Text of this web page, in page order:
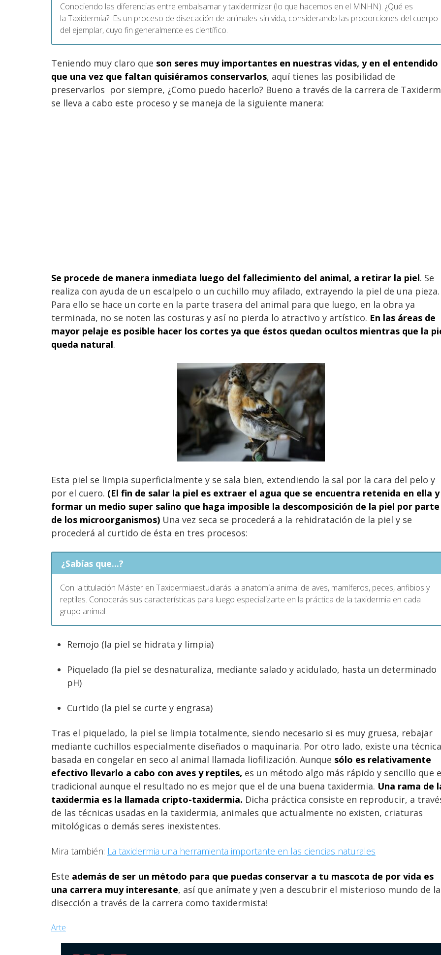
Conociendo las diferencias entre embalsamar y taxidermizar (lo que hacemos en el MNHN). ¿Qué es
la Taxidermia?: Es un proceso de disecación de animales sin vida, considerando las proporciones del cuerpo
del ejemplar, cuyo fin generalmente es científico.
Teniendo muy claro que son seres muy importantes en nuestras vidas, y en el entendido
que una vez que faltan quisiéramos conservarlos, aquí tienes las posibilidad de
preservarlos por siempre, ¿Como puedo hacerlo? Bueno a través de la carrera de
se lleva a cabo este proceso y se maneja de la siguiente manera:
Se procede de manera inmediata luego del fallecimiento del animal, a retirar la piel. Se
realiza con ayuda de un escalpelo o un cuchillo muy afilado, extrayendo la piel de una pieza.
Para ello se hace un corte en la parte trasera del animal para que luego, en la obra ya
terminada, no se noten las costuras y así no pierda lo atractivo y artístico. En las áreas de
mayor pelaje es posible hacer los cortes ya que éstos quedan ocultos mientras que la
queda natural.
Esta piel se limpia superficialmente y se sala bien, extendiendo la sal por la cara del pelo y
por el cuero. (El fin de salar la piel es extraer el agua que se encuentra retenida en ella y
formar un medio super salino que haga imposible la descomposición de la piel por parte
de los microorganismos) Una vez seca se procederá a la rehidratación de la piel y se
procederá al curtido de ésta en tres procesos:
¿Sabías que...?
Con la titulación Máster en Taxidermiaestudiarás la anatomía animal de aves, mamíferos, peces, anfibios y
reptiles. Conocerás sus características para luego especializarte en la práctica de la taxidermia en cada
grupo animal.
Remojo (la piel se hidrata y limpia)
Piquelado (la piel se desnaturaliza, mediante salado y acidulado, hasta un determinado
pH)
Curtido (la piel se curte y engrasa)
Tras el piquelado, la piel se limpia totalmente, siendo necesario si es muy gruesa, rebajar
mediante cuchillos especialmente diseñados o maquinaria. Por otro lado, existe una técnica
basada en congelar en seco al animal llamada liofilización. Aunque sólo es relativamente
efectivo llevarlo a cabo con aves y reptiles, es un método algo más rápido y sencillo que
tradicional aunque el resultado no es mejor que el de una buena taxidermia. Una rama de
taxidermia es la llamada cripto-taxidermia. Dicha práctica consiste en reproducir, a
de las técnicas usadas en la taxidermia, animales que actualmente no existen, criaturas
mitológicas o demás seres inexistentes.
Mira también: La taxidermia una herramienta importante en las ciencias naturales
Este además de ser un método para que puedas conservar a tu mascota de por vida es
una carrera muy interesante, así que anímate y ¡ven a descubrir el misterioso mundo de la
disección a través de la carrera como taxidermista!
Arte